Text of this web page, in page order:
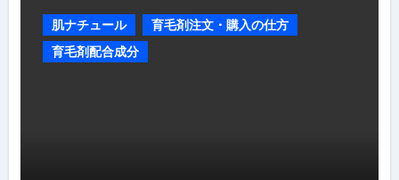
肌ナチュール
育毛剤注文・購入の仕方
育毛剤配合成分